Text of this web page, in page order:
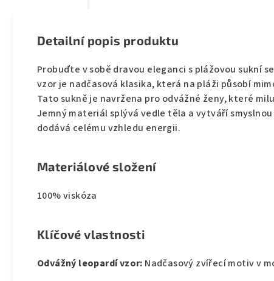
Detailní popis produktu
Probuďte v sobě dravou eleganci s plážovou sukní
vzor je nadčasová klasika, která na pláži působí
Tato sukně je navržena pro odvážné ženy, které
Jemný materiál splývá vedle těla a vytváří
dodává celému vzhledu energii.
Materiálové složení
100% viskóza
Klíčové vlastnosti
Odvážný leopardí vzor: Nadčasový zvířecí motiv v